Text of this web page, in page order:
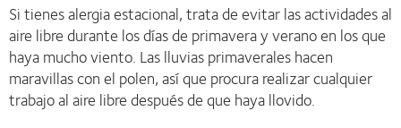
Si tienes alergia estacional, trata de evitar las actividades al
aire libre durante los días de primavera y verano en los que
haya mucho viento. Las lluvias primaverales hacen
maravillas con el polen, así que procura realizar cualquier
trabajo al aire libre después de que haya llovido.